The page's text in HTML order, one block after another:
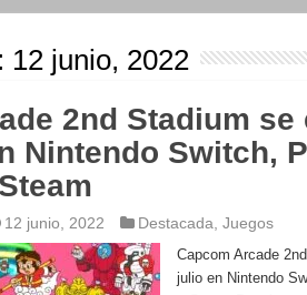
12 junio, 2022
2nd Stadium se
Nintendo Switch,
12 junio, 2022 Destacada Juegos
Capcom Arcade
julio en Nintendo